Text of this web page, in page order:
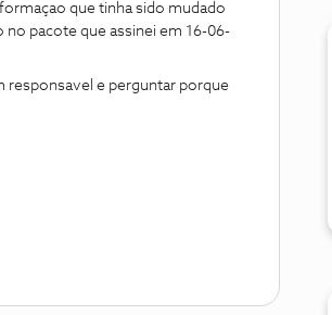
que tinha sido mudado
pacote que assinei em 16-06-
responsavel e perguntar porque